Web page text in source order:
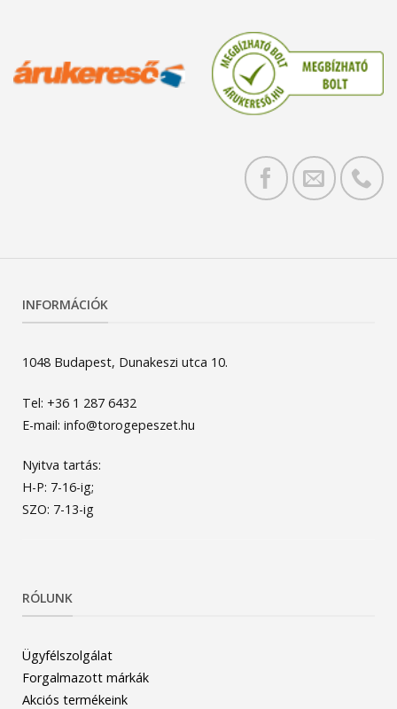
INFORMÁCIÓK
1048 Budapest, Dunakeszi utca 10.
Tel: +36 1 287 6432
E-mail: info@torogepeszet.hu
Nyitva tartás:
H-P: 7-16-ig;
SZO: 7-13-ig
RÓLUNK
Ügyfélszolgálat
Forgalmazott márkák
Akciós termékeink